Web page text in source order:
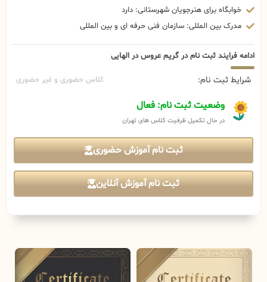
خوابگاه برای هنرجویان شهرستانی: دارد
مدرک بین المللی: سازمان فنی حرفه ای و بین المللی
ادامه فرایند ثبت نام در گریم عروس در الهایی
شرایط ثبت نام: کلاس حضوری و غیر حضوری
وضعیت ثبت نام: فعال
در حال تکمیل ظرفیت کلاس های تهران
ثبت نام آموزش حضوری
ثبت نام آموزش آنلاین